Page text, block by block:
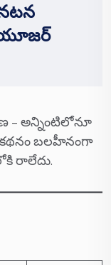
యూజర్
– అన్నింటిలోనూ
బలహీనంగా
రాలేదు.